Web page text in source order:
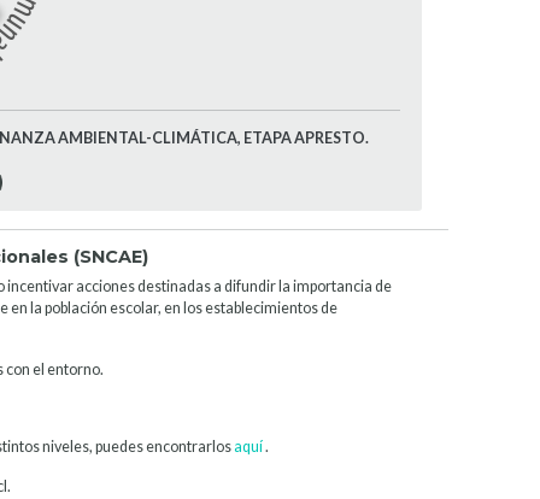
AMBIENTAL-CLIMÁTICA, ETAPA APRESTO.
(SNCAE)
acciones destinadas a difundir la importancia de
la población escolar, en los establecimientos de
con el entorno.
niveles, puedes encontrarlosaquí.